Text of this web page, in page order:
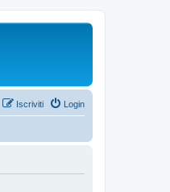
Login
Iscriviti